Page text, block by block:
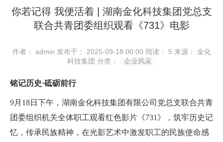
你若记得 我便活着 | 湖南金化科技集团党总支
联合共青团委组织观看《731》电影
作者： admin 发布于： 2025-09-18 00:00 阅读： 5 来源： 金化
科技集团 分类： 企业风采
铭记历史·砥砺前行
9月18日下午，湖南金化科技集团有限公司党总支联合共青
团委组织机关全体职工观看红色影片《731》，筑牢历史记
忆，传承民族精神，在光影艺术中激发职工的民族使命感